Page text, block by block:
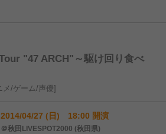
"47 ARCH"～駆け回り食べ
メ/ゲーム/声優
2014/04/27 (日) 18:00 開演
＠秋田LIVESPOT2000 (秋田県)